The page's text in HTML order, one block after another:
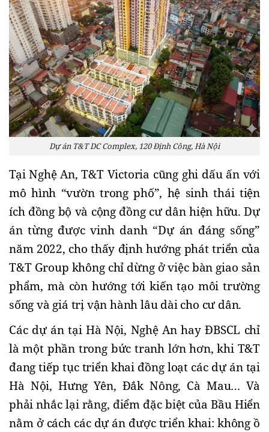
Dự án T&T DC Complex, 120 Định Công, Hà Nội
Tại Nghệ An, T&T Victoria cũng ghi dấu ấn với
mô hình “vườn trong phố”, hệ sinh thái tiện
ích đồng bộ và cộng đồng cư dân hiện hữu. Dự
án từng được vinh danh “Dự án đáng sống”
năm 2022, cho thấy định hướng phát triển của
T&T Group không chỉ dừng ở việc bàn giao sản
phẩm, mà còn hướng tới kiến tạo môi trường
sống và giá trị vận hành lâu dài cho cư dân.
Các dự án tại Hà Nội, Nghệ An hay ĐBSCL chỉ
là một phần trong bức tranh lớn hơn, khi T&T
đang tiếp tục triển khai đồng loạt các dự án tại
Hà Nội, Hưng Yên, Đắk Nông, Cà Mau… Và
phải nhắc lại rằng, điểm đặc biệt của Bầu Hiển
nằm ở cách các dự án được triển khai: không ồ